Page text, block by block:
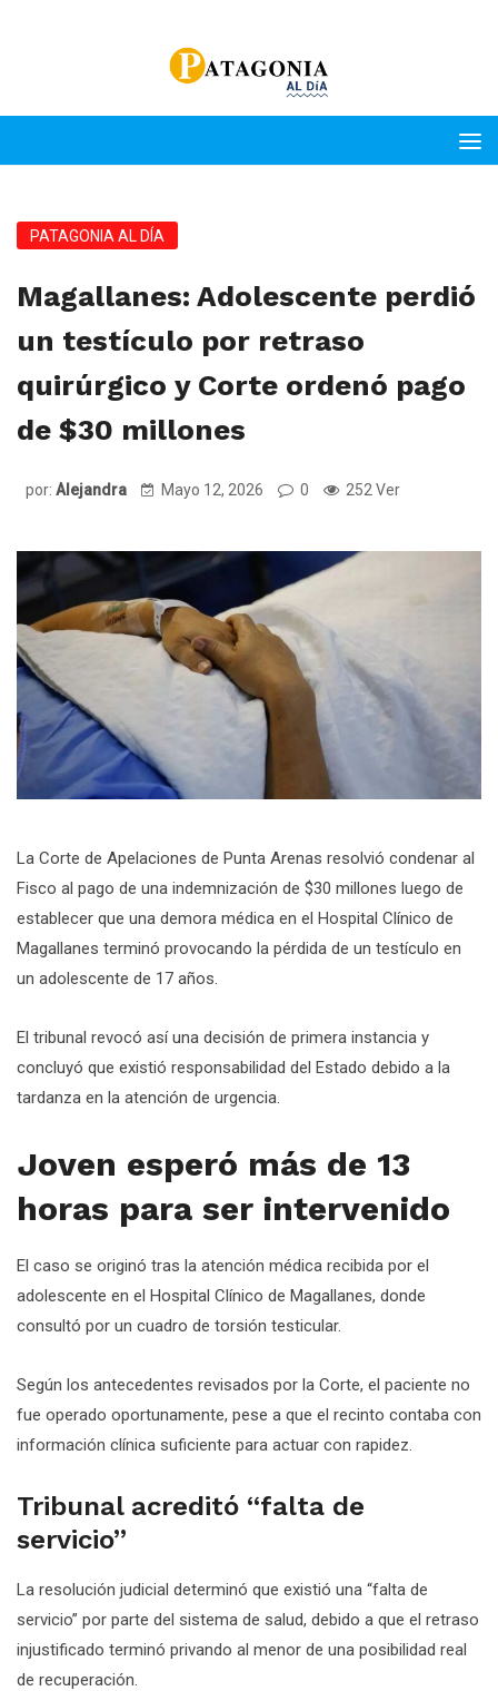
PATAGONIA AL DÍA
Magallanes: Adolescente perdió
un testículo por retraso
quirúrgico y Corte ordenó pago
de $30 millones
por: Alejandra Mayo 12, 2026 0 252 Ver
La Corte de Apelaciones de Punta Arenas resolvió condenar al
Fisco al pago de una indemnización de $30 millones luego de
establecer que una demora médica en el Hospital Clínico de
Magallanes terminó provocando la pérdida de un testículo en
un adolescente de 17 años.
El tribunal revocó así una decisión de primera instancia y
concluyó que existió responsabilidad del Estado debido a la
tardanza en la atención de urgencia.
Joven esperó más de 13
horas para ser intervenido
El caso se originó tras la atención médica recibida por el
adolescente en el Hospital Clínico de Magallanes, donde
consultó por un cuadro de torsión testicular.
Según los antecedentes revisados por la Corte, el paciente no
fue operado oportunamente, pese a que el recinto contaba con
información clínica suficiente para actuar con rapidez.
Tribunal acreditó “falta de
servicio”
La resolución judicial determinó que existió una “falta de
servicio” por parte del sistema de salud, debido a que el retraso
injustificado terminó privando al menor de una posibilidad real
de recuperación.